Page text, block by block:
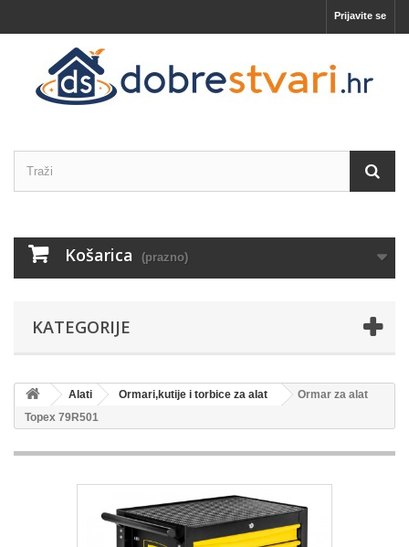
Prijavite se
Košarica (prazno)
KATEGORIJE
Alati Ormari,kutije i torbice za alat
Ormar za alat
Topex 79R501